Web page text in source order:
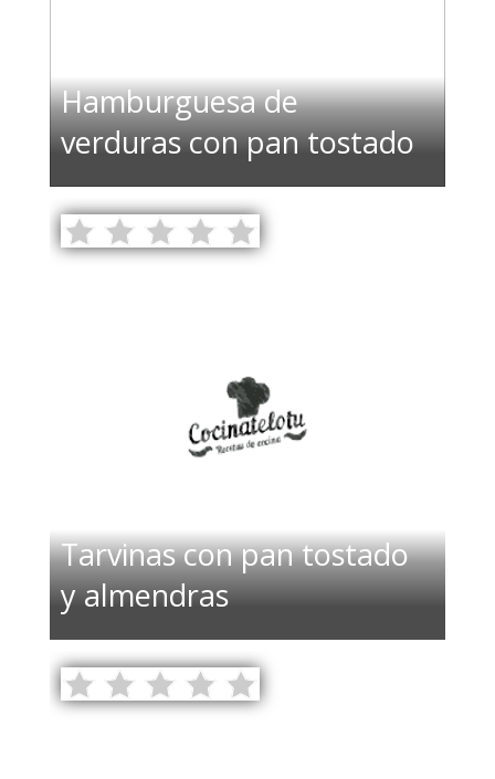
Hamburguesa de
verduras con pan tostado
Tarvinas con pan tostado
y almendras